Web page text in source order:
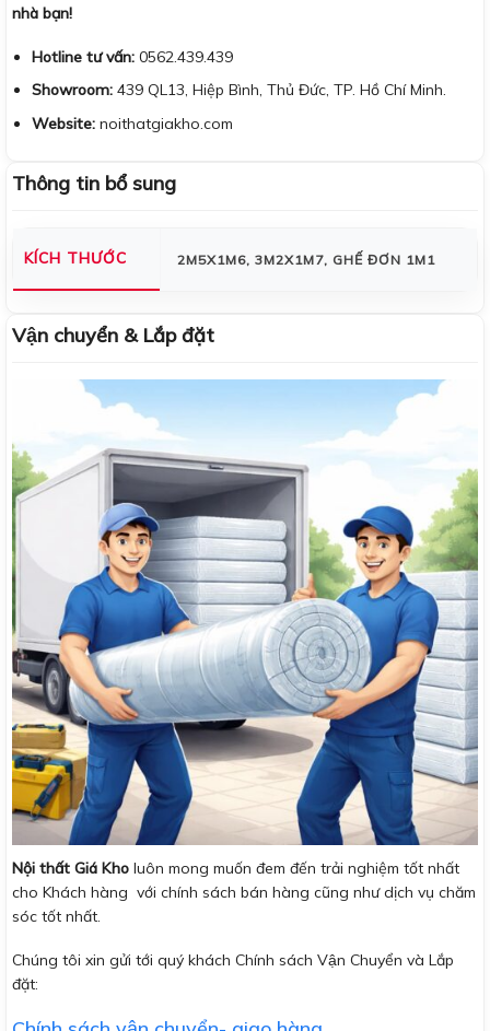
nhà bạn!
Hotline tư vấn: 0562.439.439
Showroom: 439 QL13, Hiệp Bình, Thủ Đức, TP. Hồ Chí Minh.
Website: noithatgiakho.com
Thông tin bổ sung
KÍCH THƯỚC 2M5X1M6, 3M2X1M7, GHẾ ĐƠN 1M1
Vận chuyển & Lắp đặt
Nội thất Giá Kho luôn mong muốn đem đến trải nghiệm tốt nhất
cho Khách hàng với chính sách bán hàng cũng như dịch vụ chăm
sóc tốt nhất.
Chúng tôi xin gửi tới quý khách Chính sách Vận Chuyển và Lắp
đặt: